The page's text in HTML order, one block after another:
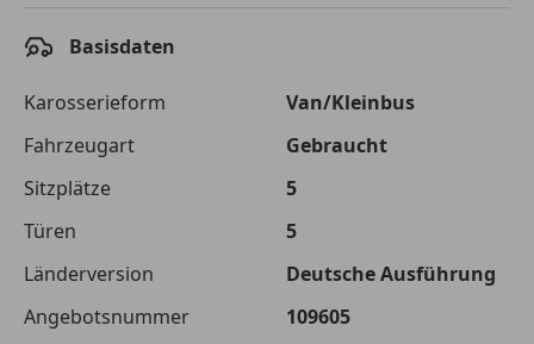
Laufzeit
Kreditbetrag
€ 17 990,-
Zu zahlender
Gesamtbetrag
€ 28 582,-
Einberechnete Gebühren
€ 0,-
Effektivzinsatz
10,52 %
Sollzinssatz
9,99 %
Basisdaten
Karosserieform
Van/Kleinbus
Fahrzeugart
Gebraucht
Sitzplätze
5
Türen
5
Länderversion
Deutsche Ausführung
Angebotsnummer
109605